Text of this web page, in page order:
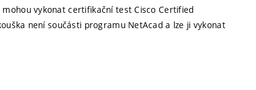
vykonat certifikační test Cisco Certified
není součásti programu NetAcad a lze ji vykonat